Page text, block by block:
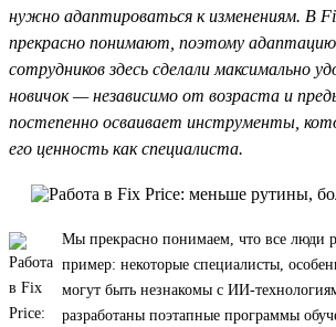
нужно адаптироваться к изменениям. В
прекрасно понимают, поэтому адаптацию
сотрудников здесь сделали максимально
новичок — независимо от возраста и
постепенно осваивает инструменты,
его ценность как специалиста.
Мы прекрасно понимаем, что все люди
пример: некоторые специалисты,
могут быть незнакомы с ИИ-
разработаны поэтапные программы